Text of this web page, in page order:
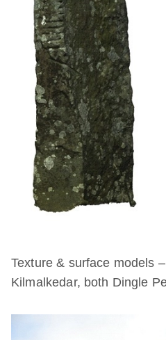
Texture & surface models
Kilmalkedar, both Dingle